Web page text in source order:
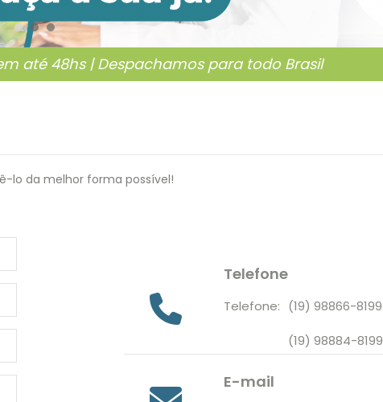
até 48hs | Despachamos para todo Brasil
lo da melhor forma possível!
Telefone
Telefone: (19) 98866-8199
(19) 98884-8199
E-mail